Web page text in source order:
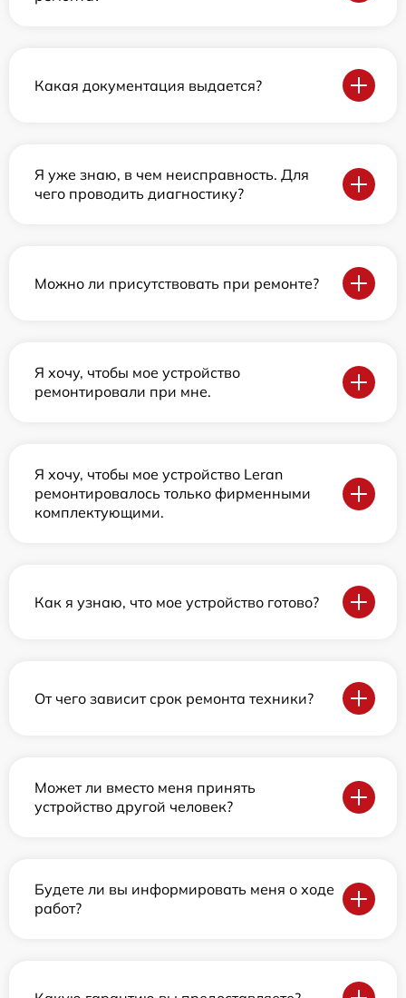
Какая документация выдается?
Я уже знаю, в чем неисправность. Для
чего проводить диагностику?
Можно ли присутствовать при ремонте?
Я хочу, чтобы мое устройство
ремонтировали при мне.
Я хочу, чтобы мое устройство Leran
ремонтировалось только фирменными
комплектующими.
Как я узнаю, что мое устройство готово?
От чего зависит срок ремонта техники?
Может ли вместо меня принять
устройство другой человек?
Будете ли вы информировать меня о ходе
работ?